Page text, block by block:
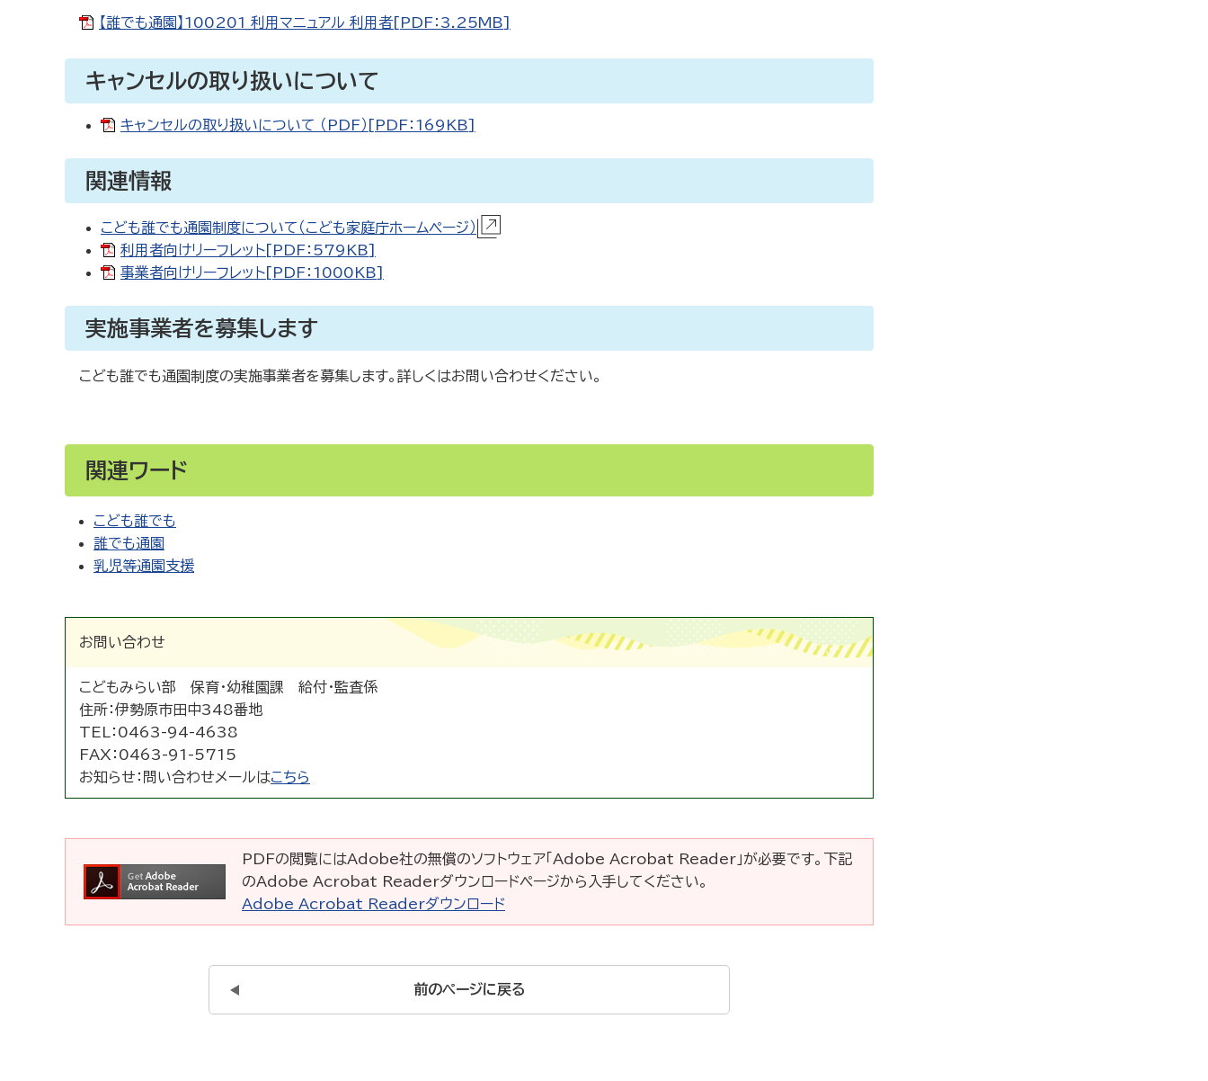
【誰でも通園】100201_利用マニュアル_利用者[PDF：3.25MB]
キャンセルの取り扱いについて
キャンセルの取り扱いについて （PDF）[PDF：169KB]
関連情報
こども誰でも通園制度について（こども家庭庁ホームページ）
利用者向けリーフレット[PDF：579KB]
事業者向けリーフレット[PDF：1000KB]
実施事業者を募集します
こども誰でも通園制度の実施事業者を募集します。詳しくはお問い合わせください。
関連ワード
こども誰でも
誰でも通園
乳児等通園支援
お問い合わせ
こどもみらい部 保育・幼稚園課 給付・監査係
住所：伊勢原市田中348番地
TEL： 0463-94-4638
FAX： 0463-91-5715
お知らせ： 問い合わせメールはこちら
PDFの閲覧にはAdobe社の無償のソフトウェア「Adobe Acrobat Reader」が必要です。下記
のAdobe Acrobat Readerダウンロードページから入手してください。
Adobe Acrobat Readerダウンロード
前のページに戻る